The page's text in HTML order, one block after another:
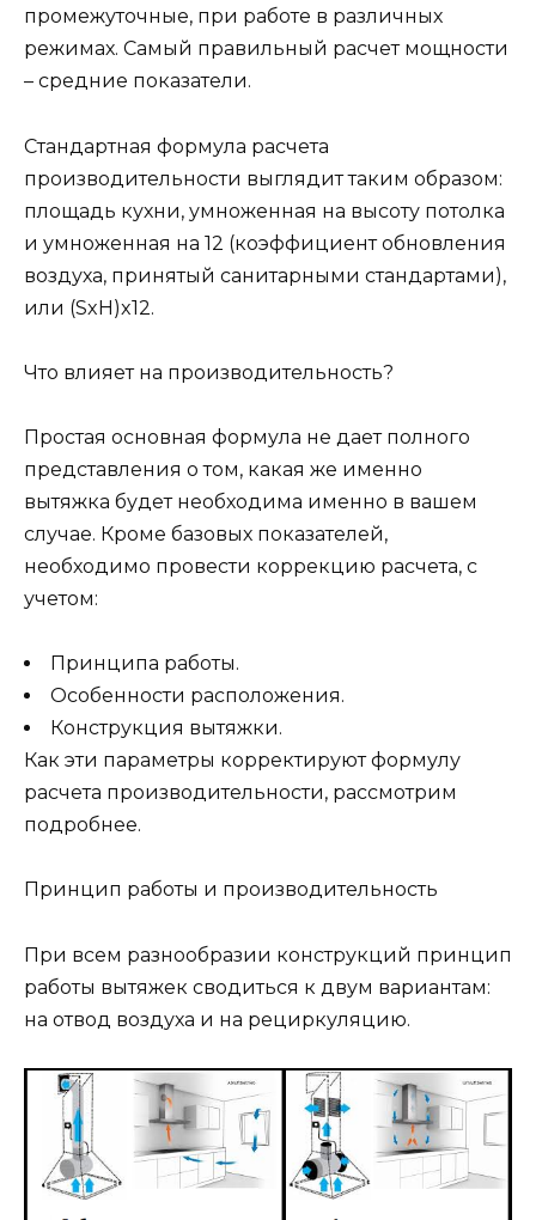
промежуточные, при работе в различных
режимах. Самый правильный расчет мощности
– средние показатели.
Стандартная формула расчета
производительности выглядит таким образом:
площадь кухни, умноженная на высоту потолка
и умноженная на 12 (коэффициент обновления
воздуха, принятый санитарными стандартами),
или (SxH)x12.
Что влияет на производительность?
Простая основная формула не дает полного
представления о том, какая же именно
вытяжка будет необходима именно в вашем
случае. Кроме базовых показателей,
необходимо провести коррекцию расчета, с
учетом:
Принципа работы.
Особенности расположения.
Конструкция вытяжки.
Как эти параметры корректируют формулу
расчета производительности, рассмотрим
подробнее.
Принцип работы и производительность
При всем разнообразии конструкций принцип
работы вытяжек сводиться к двум вариантам:
на отвод воздуха и на рециркуляцию.